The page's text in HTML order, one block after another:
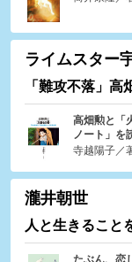
ライムスター
「難攻不落」
高畑勲と「
ノート」
寺越陽子／
瀧井朝世
人と生きること
たぶん、恋